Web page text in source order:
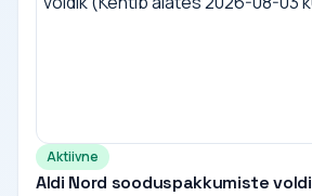
Aktiivne
Aldi Nord sooduspakkumiste